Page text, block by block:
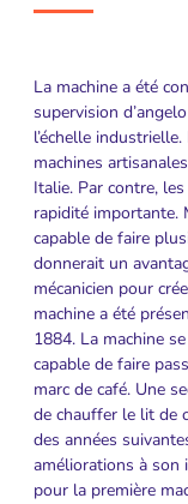
La machine a été
supervision
l’échelle
machines
Italie. Par contre,
rapidité importante.
capable de faire
donnerait un
mécanicien pour
machine a été
1884. La machine
capable de faire
marc de café. Une
de chauffer le lit de
des années
améliorations à son
pour la première